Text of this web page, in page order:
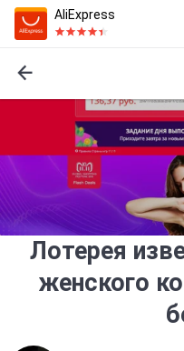
AliExpress
Лотерея
женского